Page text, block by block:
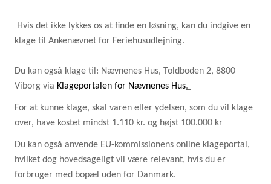
Hvis det ikke lykkes os at finde en løsning, kan du indgive en
klage til Ankenævnet for Feriehusudlejning.
Du kan også klage til: Nævnenes Hus, Toldboden 2, 8800
Viborg via Klageportalen for Nævnenes Hus.
For at kunne klage, skal varen eller ydelsen, som du vil klage
over, have kostet mindst 1.110 kr. og højst 100.000 kr
Du kan også anvende EU-kommissionens online klageportal,
hvilket dog hovedsageligt vil være relevant, hvis du er
forbruger med bopæl uden for Danmark.